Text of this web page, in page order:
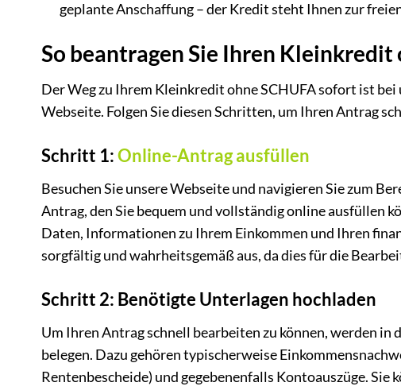
geplante Anschaffung – der Kredit steht Ihnen zur
So beantragen Sie Ihren
Der Weg zu Ihrem Kleinkredit ohne SCHUFA sofort ist
Webseite. Folgen Sie diesen Schritten, um Ihren Antrag
Schritt 1:Online-Antrag ausfüllen
Besuchen Sie unsere Webseite und navigieren Sie zum
Antrag, den Sie bequem und vollständig online ausfüllen
Daten, Informationen zu Ihrem Einkommen und Ihren
sorgfältig und wahrheitsgemäß aus, da dies für die
Schritt 2: Benötigte Unterlagen hochladen
Um Ihren Antrag schnell bearbeiten zu können, werden
belegen. Dazu gehören typischerweise
Rentenbescheide) und gegebenenfalls Kontoauszüge.